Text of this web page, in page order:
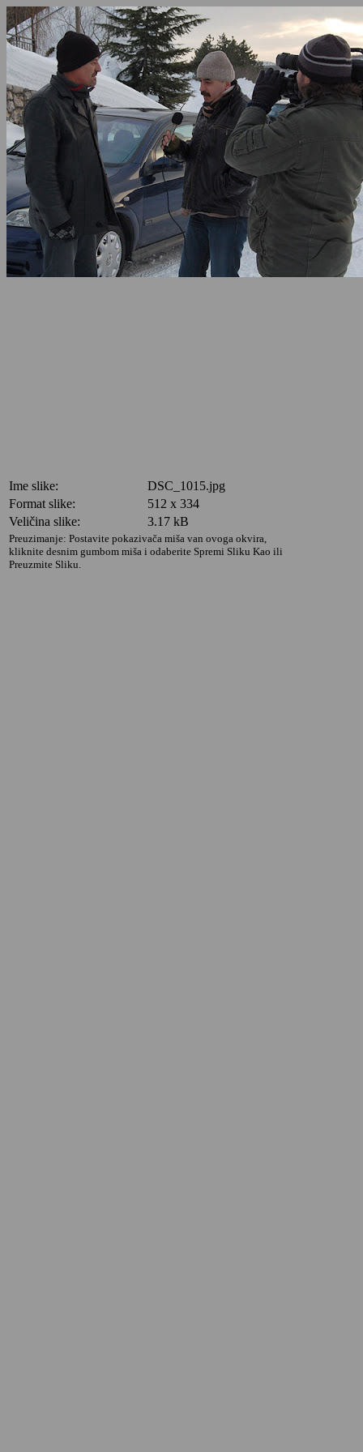
Ime slike:
DSC_1015.jpg
Format slike:
512 x 334
Veličina slike:
3.17 kB
Preuzimanje: Postavite pokazivača miša van ovoga okvira,
kliknite desnim gumbom miša i odaberite Spremi Sliku Kao ili
Preuzmite Sliku.